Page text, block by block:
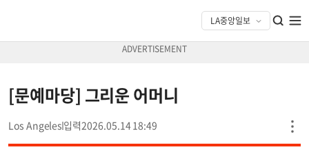
[문예마당] 그리운 어머니
Los Angeles 2026.05.14 18:49